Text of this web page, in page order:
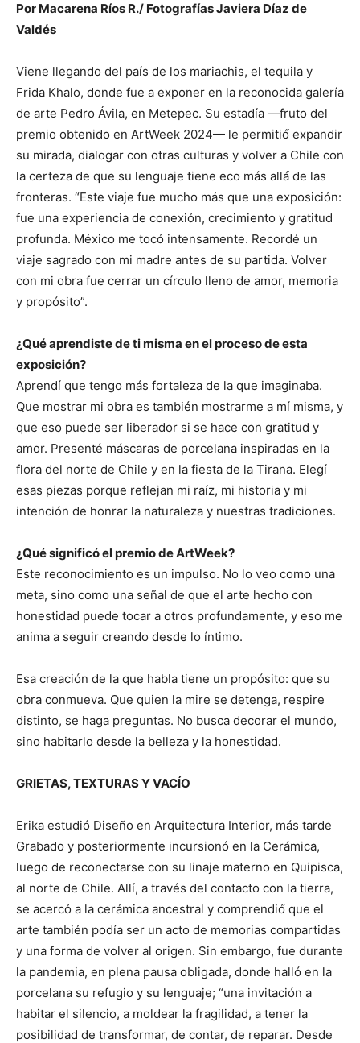
Por Macarena Ríos R./ Fotografías Javiera Díaz de
Valdés
Viene llegando del país de los mariachis, el tequila y
Frida Khalo, donde fue a exponer en la reconocida galería
de arte Pedro Ávila, en Metepec. Su estadía —fruto del
premio obtenido en ArtWeek 2024— le permitió́ expandir
su mirada, dialogar con otras culturas y volver a Chile con
la certeza de que su lenguaje tiene eco más allá́ de las
fronteras. “Este viaje fue mucho más que una exposición:
fue una experiencia de conexión, crecimiento y gratitud
profunda. México me tocó intensamente. Recordé un
viaje sagrado con mi madre antes de su partida. Volver
con mi obra fue cerrar un círculo lleno de amor, memoria
y propósito”.
¿Qué aprendiste de ti misma en el proceso de esta
exposición?
Aprendí que tengo más fortaleza de la que imaginaba.
Que mostrar mi obra es también mostrarme a mí misma, y
que eso puede ser liberador si se hace con gratitud y
amor. Presenté máscaras de porcelana inspiradas en la
flora del norte de Chile y en la fiesta de la Tirana. Elegí
esas piezas porque reflejan mi raíz, mi historia y mi
intención de honrar la naturaleza y nuestras tradiciones.
¿Qué significó el premio de ArtWeek?
Este reconocimiento es un impulso. No lo veo como una
meta, sino como una señal de que el arte hecho con
honestidad puede tocar a otros profundamente, y eso me
anima a seguir creando desde lo íntimo.
Esa creación de la que habla tiene un propósito: que su
obra conmueva. Que quien la mire se detenga, respire
distinto, se haga preguntas. No busca decorar el mundo,
sino habitarlo desde la belleza y la honestidad.
GRIETAS, TEXTURAS Y VACÍO
Erika estudió Diseño en Arquitectura Interior, más tarde
Grabado y posteriormente incursionó en la Cerámica,
luego de reconectarse con su linaje materno en Quipisca,
al norte de Chile. Allí, a través del contacto con la tierra,
se acercó a la cerámica ancestral y comprendió́ que el
arte también podía ser un acto de memorias compartidas
y una forma de volver al origen. Sin embargo, fue durante
la pandemia, en plena pausa obligada, donde halló en la
porcelana su refugio y su lenguaje; “una invitación a
habitar el silencio, a moldear la fragilidad, a tener la
posibilidad de transformar, de contar, de reparar. Desde